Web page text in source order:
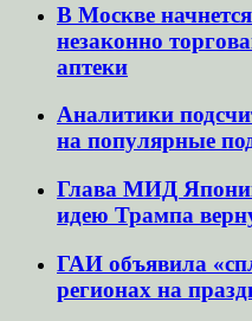
В Москве
незаконно
аптеки
Аналитики
на популярные
Глава МИД
идею Трампа
ГАИ объявила
регионах на